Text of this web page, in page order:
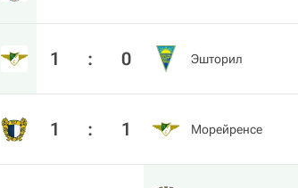
1 : 0 Эшторил
1 : 1 Морейренсе